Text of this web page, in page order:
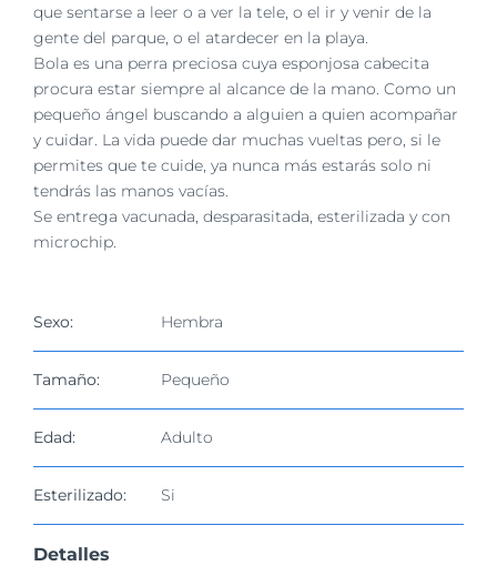
que sentarse a leer o a ver la tele, o el ir y venir de la
gente del parque, o el atardecer en la playa.
Bola es una perra preciosa cuya esponjosa cabecita
procura estar siempre al alcance de la mano. Como un
pequeño ángel buscando a alguien a quien acompañar
y cuidar. La vida puede dar muchas vueltas pero, si le
permites que te cuide, ya nunca más estarás solo ni
tendrás las manos vacías.
Se entrega vacunada, desparasitada, esterilizada y con
microchip.
Sexo: Hembra
Tamaño: Pequeño
Edad: Adulto
Esterilizado: Si
Detalles